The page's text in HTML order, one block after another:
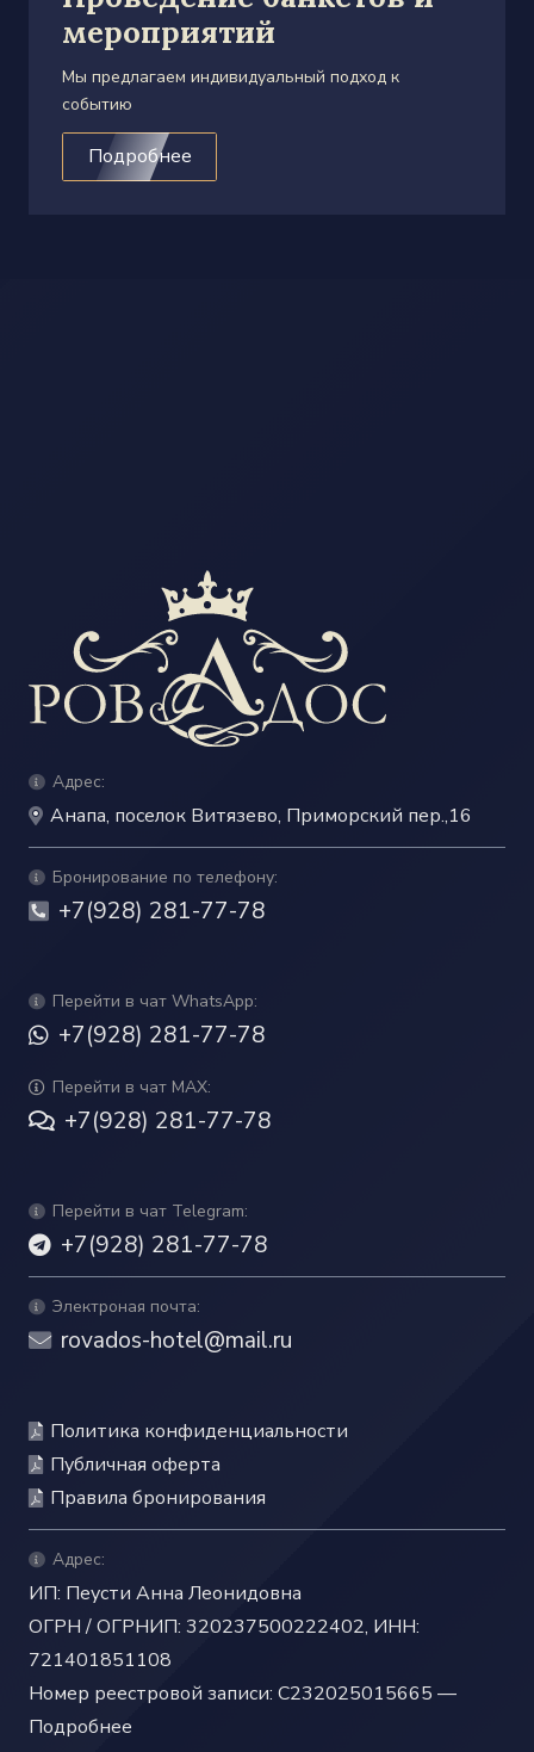
мероприятий
Мы предлагаем индивидуальный подход к
событию
Подробнее
Адрес:
Анапа, поселок Витязево, Приморский пер.,16
Бронирование по телефону:
+7(928) 281-77-78
Перейти в чат WhatsApp:
+7(928) 281-77-78
Перейти в чат MAX:
+7(928) 281-77-78
Перейти в чат Telegram:
+7(928) 281-77-78
Электроная почта:
rovados-hotel@mail.ru
Политика конфиденциальности
Публичная оферта
Правила бронирования
Адрес:
ИП: Пеусти Анна Леонидовна
ОГРН / ОГРНИП: 320237500222402, ИНН:
721401851108
Номер реестровой записи: С232025015665 —
Подробнее